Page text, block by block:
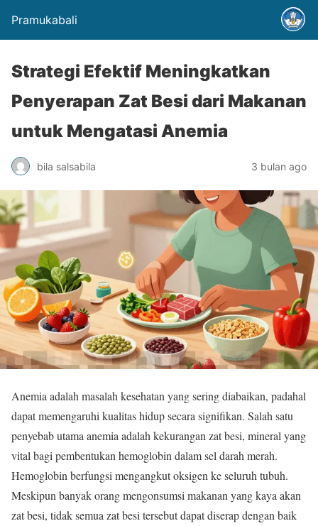
Pramukabali
Strategi Efektif Meningkatkan
Penyerapan Zat Besi dari Makanan
untuk Mengatasi Anemia
bila salsabila 3 bulan ago
Anemia adalah masalah kesehatan yang sering diabaikan, padahal
dapat memengaruhi kualitas hidup secara signifikan. Salah satu
penyebab utama anemia adalah kekurangan zat besi, mineral yang
vital bagi pembentukan hemoglobin dalam sel darah merah.
Hemoglobin berfungsi mengangkut oksigen ke seluruh tubuh.
Meskipun banyak orang mengonsumsi makanan yang kaya akan
zat besi, tidak semua zat besi tersebut dapat diserap dengan baik